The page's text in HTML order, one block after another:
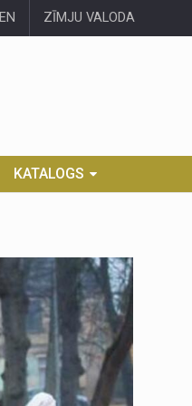
EN ZĪMJU VALODA
KATALOGS